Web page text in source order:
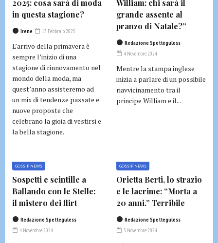
2025: cosa sarà di moda
in questa stagione?
Irene 13 Febbraio 2025
L’arrivo della primavera è
sempre l’inizio di una
stagione di rinnovamento nel
mondo della moda, ma
quest’anno assisteremo ad
un mix di tendenze passate e
nuove proposte che
celebrano la gioia di vestirsi e
la bella stagione.
William: chi sarà il
grande assente al
pranzo di Natale?”
Redazione Spetteguless
4 Novembre 2024
Mentre la stampa inglese
inizia a parlare di un possibile
riavvicinamento tra il
principe William e il...
GOSSIP NEWS
Sospetti e scintille a
Ballando con le Stelle:
il mistero dei flirt
Redazione Spetteguless
4 Novembre 2024
GOSSIP NEWS
Orietta Berti, lo strazio
e le lacrime: “Morta a
20 anni.” Terribile
Redazione Spetteguless
3 Novembre 2024